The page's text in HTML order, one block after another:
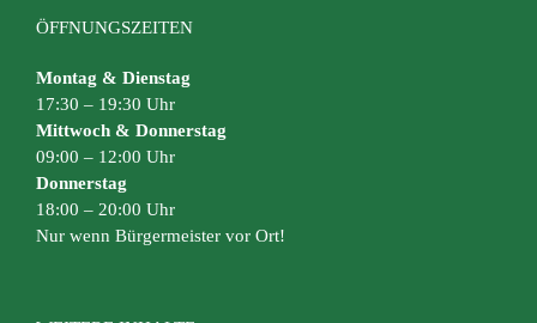
ÖFFNUNGSZEITEN
Montag & Dienstag
17:30 – 19:30 Uhr
Mittwoch & Donnerstag
09:00 – 12:00 Uhr
Donnerstag
18:00 – 20:00 Uhr
Nur wenn Bürgermeister vor Ort!